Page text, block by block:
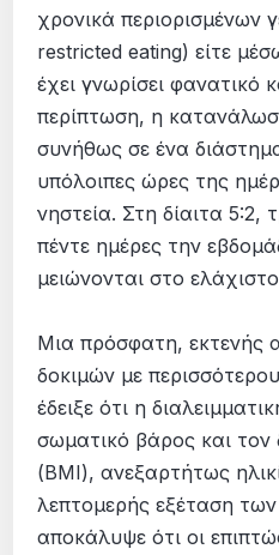
χρονικά περιορισμένων
restricted eating) είτε
έχει γνωρίσει φανατικό
περίπτωση, η
συνήθως σε ένα
υπόλοιπες ώρες της
νηστεία. Στη δίαιτα 5:2,
πέντε ημέρες την
μειώνονται στο
Μια πρόσφατη, εκτενής
δοκιμών με
έδειξε ότι η
σωματικό βάρος και
(BMI), ανεξαρτήτως
λεπτομερής εξέταση
αποκάλυψε ότι οι